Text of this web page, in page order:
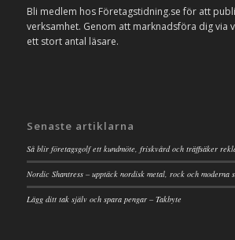
Bli medlem hos Företagstidning.se för att
verksamhet. Genom att marknadsföra dig via
ett stort antal läsare.
Senaste artiklarna
Så blir företagsgolf ett kundmöte, friskvård och träffsäker
Nordic Shantress – upptäck nordisk metal, rock och moderna
Lägg ditt tak själv och spara pengar – Takbyte